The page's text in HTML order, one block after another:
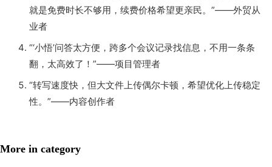
就是免费时长不够用，续费价格希望更亲民。”——外贸从
业者
“‘小悟’问答太方便，跨多个会议记录找信息，不用一条条
翻，太高效了！”——项目管理者
“转写速度快，但大文件上传偶尔卡顿，希望优化上传稳定
性。”——内容创作者
More in category